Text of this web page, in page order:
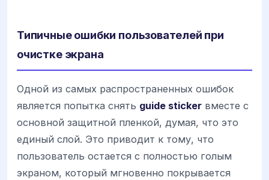
Типичные ошибки пользователей при
очистке экрана
Одной из самых распространенных ошибок
является попытка снять guide sticker вместе с
основной защитной пленкой, думая, что это
единый слой. Это приводит к тому, что
пользователь остается с полностью голым
экраном, который мгновенно покрывается